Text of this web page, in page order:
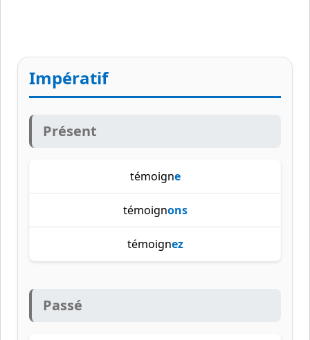
Impératif
Présent
témoigne
témoignons
témoignez
Passé